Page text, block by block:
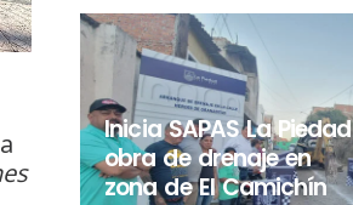
Inicia SAPAS La Piedad
obra de drenaje en
zona de El Camichín